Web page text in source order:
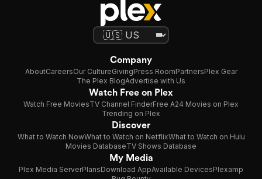
Company
AboutCareersOur CultureGivingPress RoomPartnersPlex Gear
The Plex BlogAdvertise with Us
Watch Free on Plex
Watch Free MoviesTV Channel FinderFree A24 Movies on Plex
Trending on Plex
Discover
What to Watch NowWhat to Watch on NetflixWhat to Watch on Hulu
Movies DatabaseTV Shows Database
My Media
Plex Media ServerPlansDownload AppAvailable DevicesPlexamp